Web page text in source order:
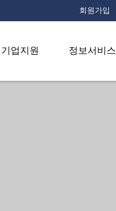
회원가입
기업지원 정보서비스